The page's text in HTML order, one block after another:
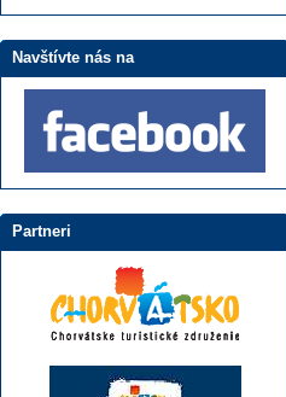
Navštívte nás na
Partneri